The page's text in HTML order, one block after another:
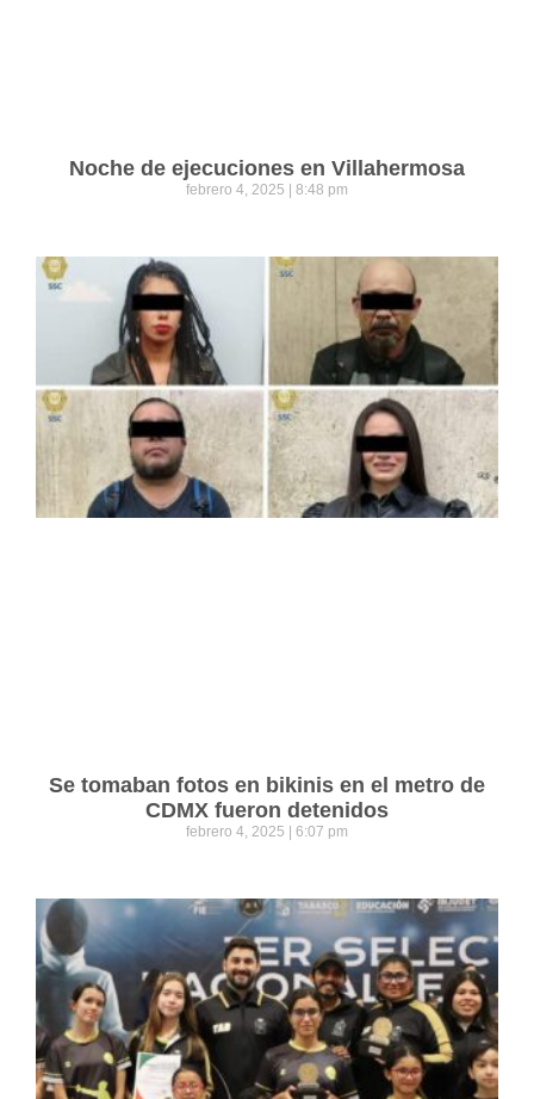
Noche de ejecuciones en Villahermosa
febrero 4, 2025 8:48 pm
Se tomaban fotos en bikinis en el metro de
CDMX fueron detenidos
febrero 4, 2025 6:07 pm